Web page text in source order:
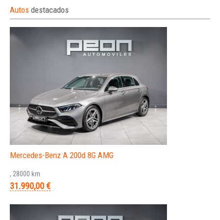
Autos destacados
Mercedes-Benz A 200d 8G AMG
, 28000 km
31.990,00 €